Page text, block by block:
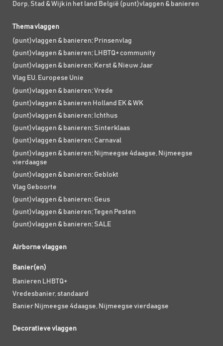
Dorp, Stad & Wijk in het land België (punt)vlaggen & banieren
Thema vlaggen
(punt)vlaggen & banieren; Prinsenvlag
(punt)vlaggen & banieren; LHBTQ+ community
(punt)vlaggen & banieren; Kerst & Nieuw Jaar
Vlag EU, Europese Unie
(punt)vlaggen & banieren; Vrede
(punt)vlaggen & banieren Holland EK & WK
(punt)vlaggen & banieren; Ichthus
(punt)vlaggen & banieren; Sinterklaas
(punt)vlaggen & banieren; Carnaval
(punt)vlaggen & banieren; Nijmeegse 4daagse, Nijmeegse
vierdaagse
(punt)vlaggen & banieren; Geblokt
Vlag Geboorte
(punt)vlaggen & banieren; Geus
(punt)vlaggen & banieren; Tegen Pesten
(punt)vlaggen & banieren; SALE
Airborne vlaggen
Banier(en)
Banieren LHBTQ+
Vredesbanier, standaard
Banier Nijmeegse 4daagse, Nijmeegse vierdaagse
Decoratieve vlaggen